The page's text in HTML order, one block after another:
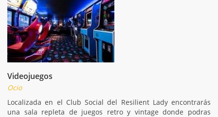
Videojuegos
Ocio
Localizada en el Club Social del Resilient Lady encontrarás
una sala repleta de juegos retro y vintage donde podras